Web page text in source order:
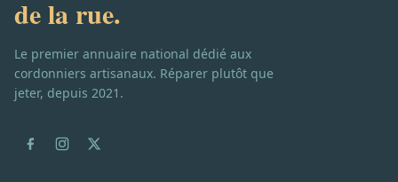
de la rue.
Le premier annuaire national dédié aux
cordonniers artisanaux. Réparer plutôt que
jeter, depuis 2021.